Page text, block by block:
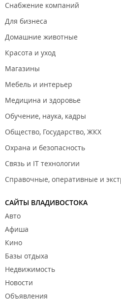
Снабжение компаний
Для бизнеса
Домашние животные
Красота и уход
Магазины
Мебель и интерьер
Медицина и здоровье
Обучение, наука, кадры
Общество, Государство, ЖКХ
Охрана и безопасность
Связь и IT технологии
Справочные, оперативные и
САЙТЫ ВЛАДИВОСТОКА
Авто
Афиша
Кино
Базы отдыха
Недвижимость
Новости
Объявления